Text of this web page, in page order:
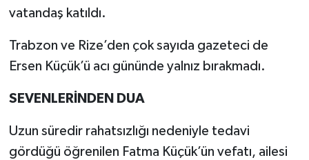
vatandaş katıldı.
Trabzon ve Rize’den çok sayıda gazeteci de
Ersen Küçük’ü acı gününde yalnız bırakmadı.
SEVENLERİNDEN DUA
Uzun süredir rahatsızlığı nedeniyle tedavi
gördüğü öğrenilen Fatma Küçük’ün vefatı, ailesi